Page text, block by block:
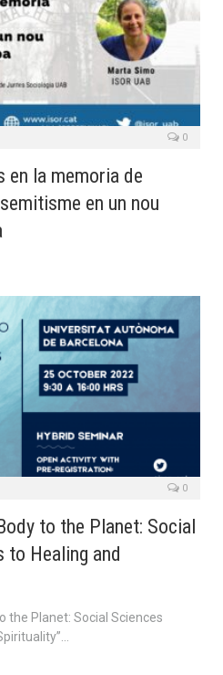
0
en la memoria de
en un nou
0
to the Planet: Social
to Healing and
the Planet: Social Sciences